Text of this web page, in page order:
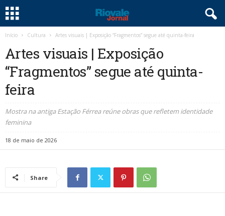
Início Cultura Artes visuais | Exposição “Fragmentos” segue até quinta-feira
Artes visuais | Exposição
“Fragmentos” segue até quinta-
feira
Mostra na antiga Estação Férrea reúne obras que refletem identidade
feminina
18 de maio de 2026
Share